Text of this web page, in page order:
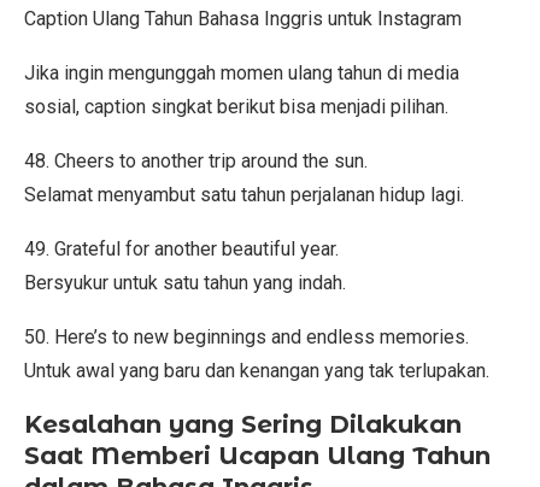
Caption Ulang Tahun Bahasa Inggris untuk Instagram
Jika ingin mengunggah momen ulang tahun di media
sosial, caption singkat berikut bisa menjadi pilihan.
48. Cheers to another trip around the sun.
Selamat menyambut satu tahun perjalanan hidup lagi.
49. Grateful for another beautiful year.
Bersyukur untuk satu tahun yang indah.
50. Here’s to new beginnings and endless memories.
Untuk awal yang baru dan kenangan yang tak terlupakan.
Kesalahan yang Sering Dilakukan
Saat Memberi Ucapan Ulang Tahun